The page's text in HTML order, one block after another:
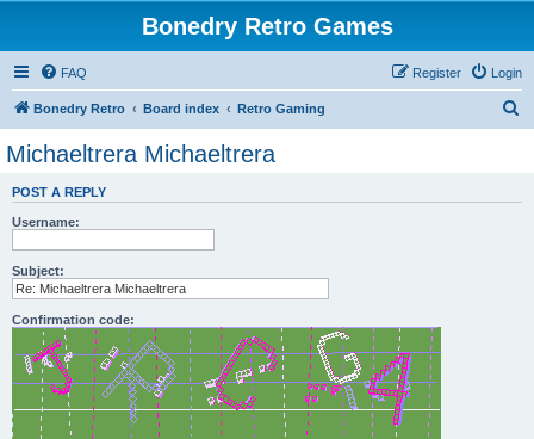
Bonedry Retro Games
FAQ Login
Register
Bonedry Retro Board index Retro Gaming
Michaeltrera Michaeltrera
POST A REPLY
Username:
Subject:
Confirmation code: